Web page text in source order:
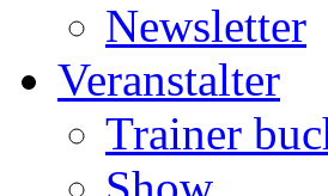
Newsletter
Veranstalter
Trainer